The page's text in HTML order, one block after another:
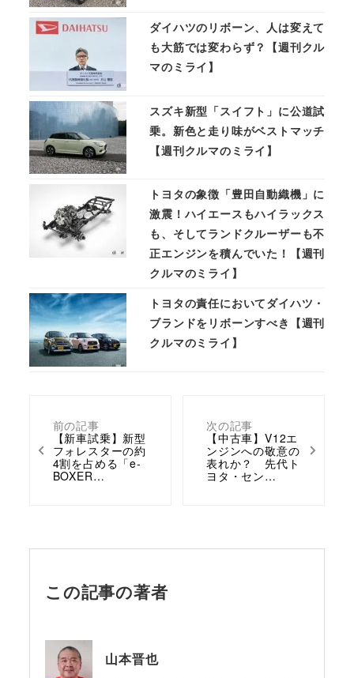
前の記事
【新車試乗】新型
フォレスターの約
4割を占める「e-
BOXER…
次の記事
【中古車】V12エ
ンジンへの敬意の
表れか？ 先代ト
ヨタ・セン…
ダイハツのリボーン、人は変えて
も大筋では変わらず？【週刊クル
マのミライ】
スズキ新型「スイフト」に公道試
乗。新色と走り味がベストマッチ
【週刊クルマのミライ】
トヨタの象徴「豊田自動織機」に
激震！ハイエースもハイラックス
も、そしてランドクルーザーも不
正エンジンを積んでいた！【週刊
クルマのミライ】
トヨタの責任においてダイハツ・
ブランドをリボーンすべき【週刊
クルマのミライ】
この記事の著者
山本晋也